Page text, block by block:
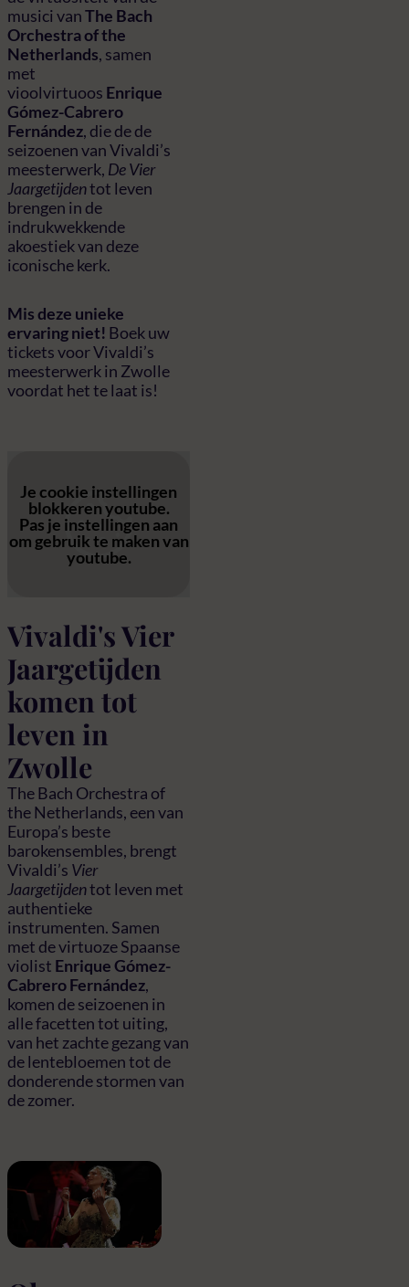
musici vanThe Bach
Orchestra of the
Netherlands, samen
met
vioolvirtuoos Enrique
Gómez-Cabrero
Fernández, die de de
seizoenen van Vivaldi’s
meesterwerk, De Vier
Jaargetijdentot leven
brengen in de
indrukwekkende
akoestiek van deze
iconische kerk.
Mis deze unieke
ervaring niet! Boek uw
tickets voor Vivaldi’s
meesterwerk in Zwolle
voordat het te laat is!
Vivaldi's Vier
Jaargetijden
komen tot
leven in
Zwolle
The Bach Orchestra of
the Netherlands, een van
Europa’s beste
barokensembles, brengt
Vivaldi’s Vier
Jaargetijdentot leven met
authentieke
instrumenten. Samen
met de virtuoze Spaanse
violist Enrique Gómez-
Cabrero Fernández,
komen de seizoenen in
alle facetten tot uiting,
van het zachte gezang van
de lentebloemen tot de
donderende stormen van
de zomer.
Je cookie instellingen
blokkeren youtube.
Pas je instellingen aan
om gebruik te maken van
youtube.